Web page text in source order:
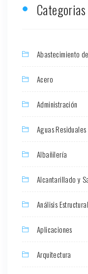
Categorias
Abastecimiento
Acero
Administración
Aguas Residuales
Albañilería
Alcantarillado y
Análisis Estructural
Aplicaciones
Arquitectura